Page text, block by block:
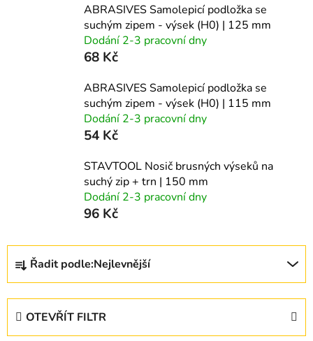
ABRASIVES Samolepicí podložka se
suchým zipem - výsek (H0) | 125 mm
Dodání 2-3 pracovní dny
68 Kč
ABRASIVES Samolepicí podložka se
suchým zipem - výsek (H0) | 115 mm
Dodání 2-3 pracovní dny
54 Kč
STAVTOOL Nosič brusných výseků na
suchý zip + trn | 150 mm
Dodání 2-3 pracovní dny
96 Kč
Ř
z
Řadit podle:Nejlevnější
OTEVŘÍT FILTR